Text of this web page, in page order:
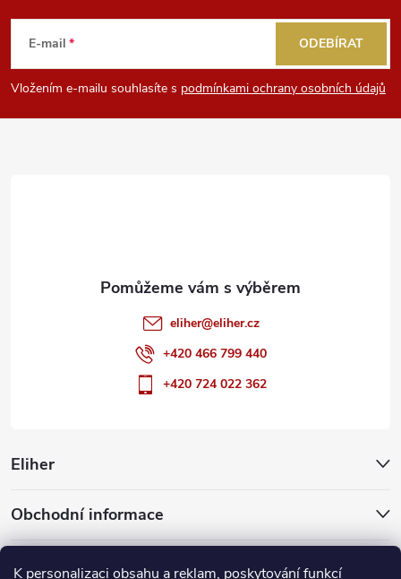
K personalizaci obsahu a reklam, poskytování funkcí
p
E-mail
Vložením e-mailu souhlasíte s podmínkami ochrany osobních údajů
ODEBÍRAT
Eliher
Obchodní informace
Partnerské weby
eliher@eliher.cz
+420 466 799 440
+420 724 022 362